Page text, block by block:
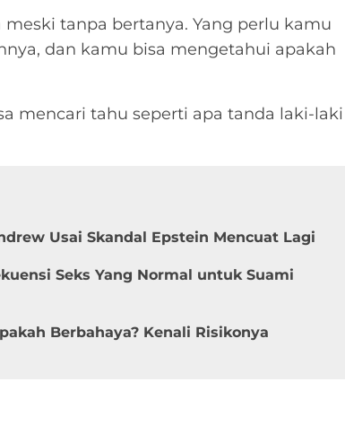
tanpa bertanya. Yang perlu kamu
dan kamu bisa mengetahui apakah
mencari tahu seperti apa tanda laki-laki
Usai Skandal Epstein Mencuat Lagi
Seks Yang Normal untuk Suami
Berbahaya? Kenali Risikonya